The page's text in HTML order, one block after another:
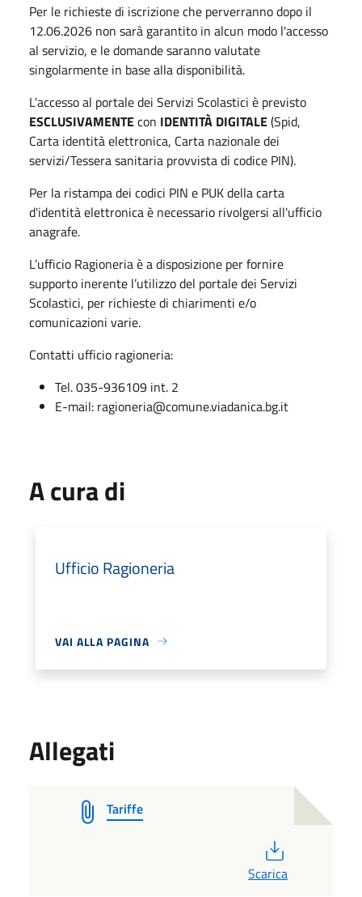
Per le richieste di iscrizione che perverranno dopo il
12.06.2026 non sarà garantito in alcun modo l'accesso
al servizio, e le domande saranno valutate
singolarmente in base alla disponibilità.
L'accesso al portale dei Servizi Scolastici è previsto
ESCLUSIVAMENTEcon IDENTITÀ DIGITALE(Spid,
Carta identità elettronica, Carta nazionale dei
servizi/Tessera sanitaria provvista di codice PIN).
Per la ristampa dei codici PIN e PUK della carta
d'identità elettronica è necessario rivolgersi all'ufficio
anagrafe.
L’ufficio Ragioneria è a disposizione per fornire
supporto inerente l’utilizzo del portale dei Servizi
Scolastici, per richieste di chiarimenti e/o
comunicazioni varie.
Contatti ufficio ragioneria:
Tel. 035-936109 int. 2
E-mail: ragioneria@comune.viadanica.bg.it
A cura di
Ufficio Ragioneria
VAI ALLA PAGINA
Allegati
Tariffe
Scarica